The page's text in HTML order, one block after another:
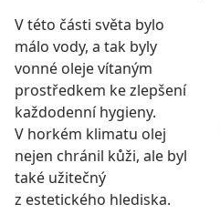
V této části světa bylo
málo vody, a tak byly
vonné oleje vítaným
prostředkem ke zlepšení
každodenní hygieny.
V horkém klimatu olej
nejen chránil kůži, ale byl
také užitečný
z estetického hlediska.